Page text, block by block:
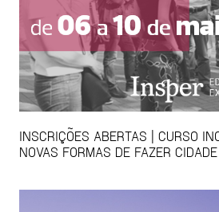
INSCRIÇÕES ABERTAS | CURSO
NOVAS FORMAS DE FAZER CIDADE